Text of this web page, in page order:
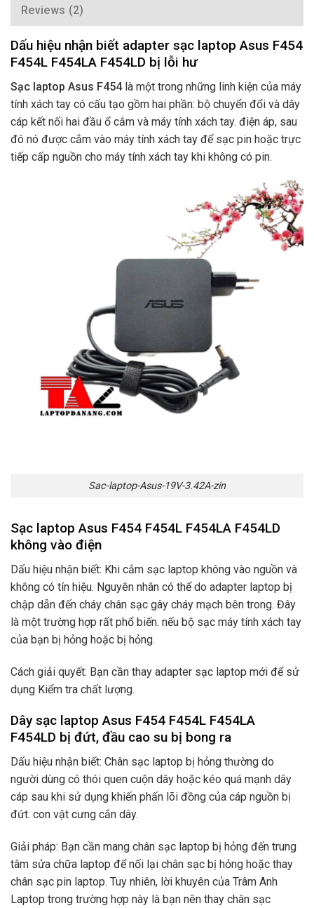
Reviews (2)
Dấu hiệu nhận biết adapter sạc laptop Asus F454
F454L F454LA F454LD bị lỗi hư
Sạc laptop Asus F454là một trong những linh kiện của máy
tính xách tay có cấu tạo gồm hai phần: bộ chuyển đổi và dây
cáp kết nối hai đầu ổ cắm và máy tính xách tay. điện áp, sau
đó nó được cắm vào máy tính xách tay để sạc pin hoặc trực
tiếp cấp nguồn cho máy tính xách tay khi không có pin.
Sac-laptop-Asus-19V-3.42A-zin
Sạc laptop Asus F454 F454L F454LA F454LD
không vào điện
Dấu hiệu nhận biết: Khi cắm sạc laptop không vào nguồn và
không có tín hiệu. Nguyên nhân có thể do adapter laptop bị
chập dẫn đến cháy chân sạc gây cháy mạch bên trong. Đây
là một trường hợp rất phổ biến. nếu bộ sạc máy tính xách tay
của bạn bị hỏng hoặc bị hỏng.
Cách giải quyết: Bạn cần thay adapter sạc laptop mới để sử
dụng Kiểm tra chất lượng.
Dây sạc laptop Asus F454 F454L F454LA
F454LD bị đứt, đầu cao su bị bong ra
Dấu hiệu nhận biết: Chân sạc laptop bị hỏng thường do
người dùng có thói quen cuộn dây hoặc kéo quá mạnh dây
cáp sau khi sử dụng khiến phấn lõi đồng của cáp nguồn bị
đứt. con vật cưng cắn dây.
Giải pháp: Bạn cần mang chân sạc laptop bị hỏng đến trung
tâm sửa chữa laptop để nối lại chân sạc bị hỏng hoặc thay
chân sạc pin laptop. Tuy nhiên, lời khuyên của Trâm Anh
Laptop trong trường hợp này là bạn nên thay chân sạc